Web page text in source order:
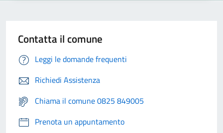
Contatta il comune
Leggi le domande frequenti
Richiedi Assistenza
Chiama il comune 0825 849005
Prenota un appuntamento